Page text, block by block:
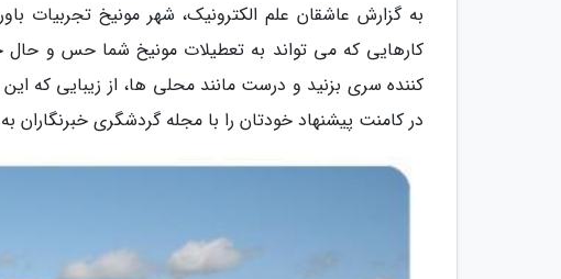
به گزارش عاشقان علم الکترونیک، شهر مونیخ تجربیات
کارهایی که می تواند به تعطیلات مونیخ شما حس و
کننده سری بزنید و درست مانند محلی ها، از زیبایی که
در کامنت پیشنهاد خودتان را با مجله گردشگری خبرنگاران